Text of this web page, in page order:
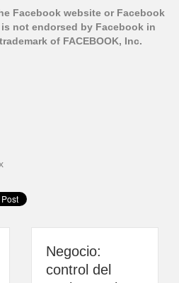
Facebook website or Facebook
not endorsed by Facebook in
of FACEBOOK, Inc.
Negocio:
control del